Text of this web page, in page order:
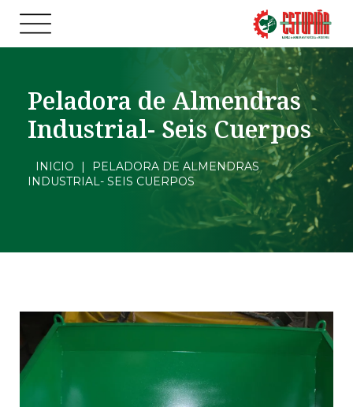
Peladora de Almendras
Industrial- Seis Cuerpos
INICIO |
PELADORA DE ALMENDRAS
INDUSTRIAL- SEIS CUERPOS